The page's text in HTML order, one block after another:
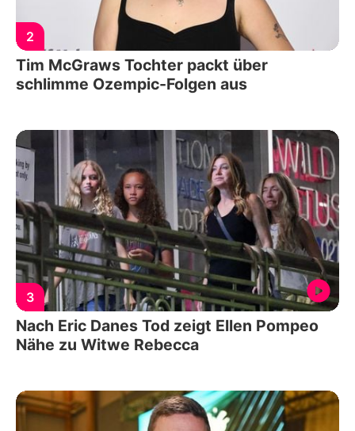
2
Tim McGraws Tochter packt über
schlimme Ozempic-Folgen aus
3
Nach Eric Danes Tod zeigt Ellen Pompeo
Nähe zu Witwe Rebecca